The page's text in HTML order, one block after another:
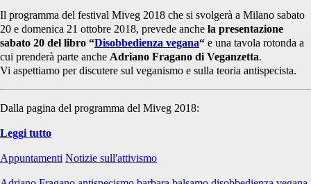
rotonda
antispecismo</span>
Il programma del festival Miveg 2018 che si svolgerà a Milano sabato
20 e domenica 21 ottobre 2018, prevede anche la presentazione
sabato 20 del libro “Disobbedienza vegana“ e una tavola rotonda a
cui prenderà parte anche Adriano Fragano di Veganzetta.
Vi aspettiamo per discutere sul veganismo e sulla teoria antispecista.
Dalla pagina del programma del Miveg 2018:
Leggi tuttoCi
al
Appuntamenti Notizie sull'attivismo